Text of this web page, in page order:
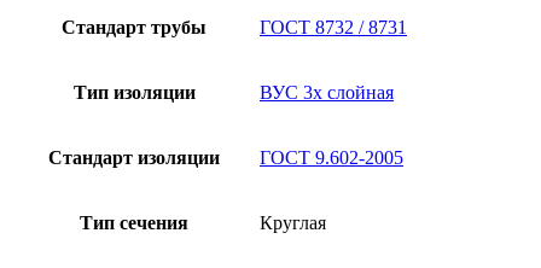
Стандарт трубы ГОСТ 8732 / 8731
Тип изоляции ВУС 3х слойная
Стандарт изоляции ГОСТ 9.602-2005
Тип сечения Круглая